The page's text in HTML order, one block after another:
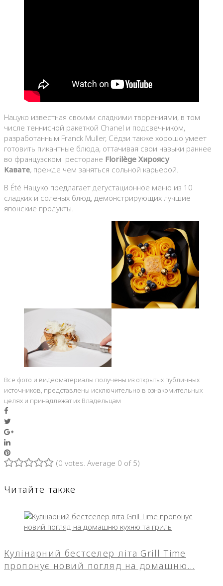
Нацуко известная своими сладкими творениями, в том
числе теннисной ракеткой Chanel и подсвечником,
разработанным Franck Muller, Сёдзи также хорошо умеет
готовить пикантные блюда, оттачивая свои навыки раннее
во французском ресторане Florilège Хироясу
Кавате, прежде чем заняться сольной карьерой.
В Été Нацуко предлагает дегустационное меню из 10
сладких и соленых блюд, демонстрирующих лучшие
японские продукты.
Все фото и видеоматериалы получены из открытых публичных
источников, представлены исключительно в ознакомительных
целях и принадлежат их Владельцам
Google+
LinkedIn
Pinterest
(0 votes. Average 0 of 5)
Читайте также
Кулінарний бестселер літа Grill Time
пропонує новий погляд на домашню…